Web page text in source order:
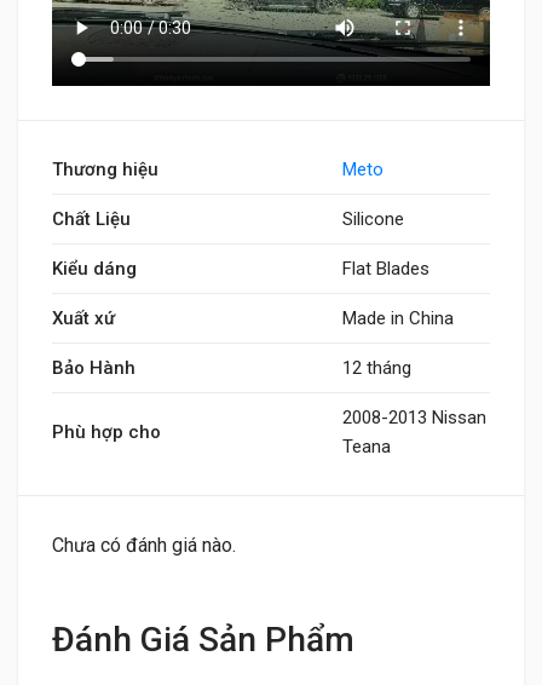
Thương hiệu Meto
Chất Liệu Silicone
Kiểu dáng Flat Blades
Xuất xứ Made in China
Bảo Hành 12 tháng
Phù hợp cho
2008-2013 Nissan
Teana
Chưa có đánh giá nào.
Đánh Giá Sản Phẩm